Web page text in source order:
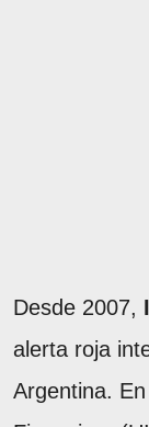
Desde 2007,
alerta roja
Argentina.